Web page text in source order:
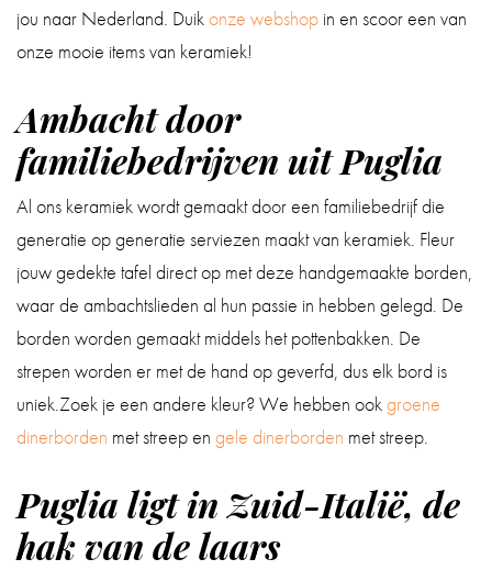
jou naar Nederland. Duik onze webshop in en scoor een van
onze mooie items van keramiek!
Ambacht door
familiebedrijven uit Puglia
Al ons keramiek wordt gemaakt door een familiebedrijf die
generatie op generatie serviezen maakt van keramiek. Fleur
jouw gedekte tafel direct op met deze handgemaakte borden,
waar de ambachtslieden al hun passie in hebben gelegd. De
borden worden gemaakt middels het pottenbakken. De
strepen worden er met de hand op geverfd, dus elk bord is
uniek.Zoek je een andere kleur? We hebben ookgroene
dinerborden met streep en gele dinerborden met streep.
Puglia ligt in Zuid-Italië, de
hak van de laars